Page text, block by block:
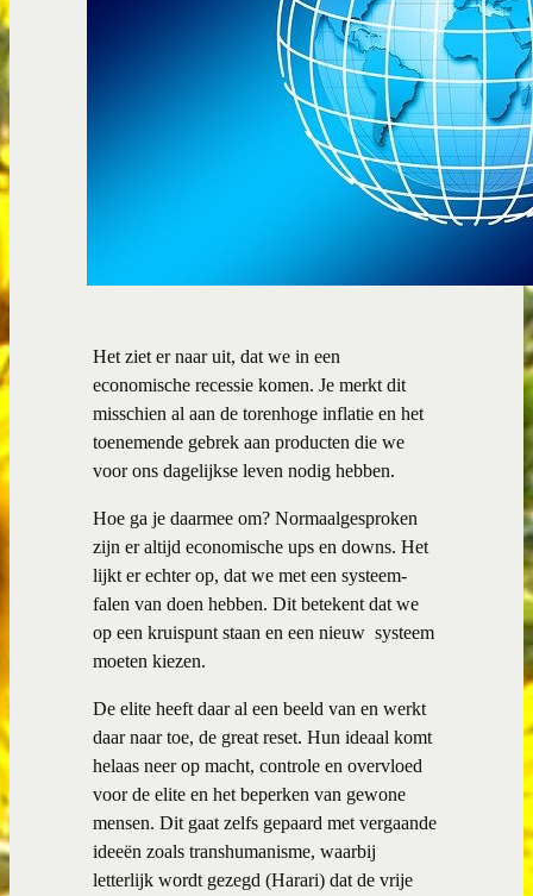
Het ziet er naar uit, dat we in een
economische recessie komen. Je merkt dit
misschien al aan de torenhoge inflatie en het
toenemende gebrek aan producten die we
voor ons dagelijkse leven nodig hebben.
Hoe ga je daarmee om? Normaalgesproken
zijn er altijd economische ups en downs. Het
lijkt er echter op, dat we met een systeem-
falen van doen hebben. Dit betekent dat we
op een kruispunt staan en een nieuw systeem
moeten kiezen.
De elite heeft daar al een beeld van en werkt
daar naar toe, de great reset. Hun ideaal komt
helaas neer op macht, controle en overvloed
voor de elite en het beperken van gewone
mensen. Dit gaat zelfs gepaard met vergaande
ideeën zoals transhumanisme, waarbij
letterlijk wordt gezegd (Harari) dat de vrije